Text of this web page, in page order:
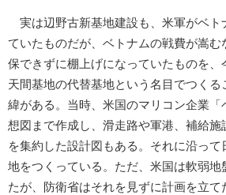
実は辺野古新基地建設も、米軍がベト
ていたものだが、ベトナムの戦費が嵩む
保できずに棚上げになっていたものを、
天間基地の代替基地という名目でつくる
緯がある。当時、米国のマリコン企業「
想図まで作成し、滑走路や軍港、補給施
を集約した設計図もある。それに沿って
地をつくっている。ただ、米国は軟弱地
たが、防衛省はそれを見ずに計画を立て